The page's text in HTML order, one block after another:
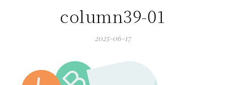
column39-01
2025-06-17